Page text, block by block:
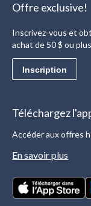
Offre exclusive!
Inscrivez-vous et
achat de 50 $ ou
Inscription
Téléchargez
Accéder aux offres
En savoir plus